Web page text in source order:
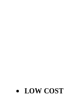
LOW COST